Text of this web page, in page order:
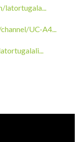
latortugala...
UC-A4...